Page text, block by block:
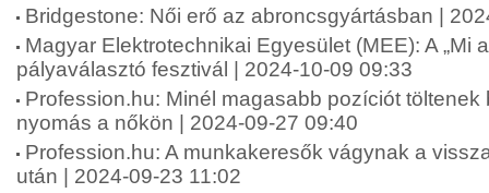
Bridgestone: Női erő az abroncsgyártásban |
Magyar Elektrotechnikai Egyesület (MEE): A „Mi
pályaválasztó fesztivál | 2024-10-09 09:33
Profession.hu: Minél magasabb pozíciót
nyomás a nőkön | 2024-09-27 09:40
Profession.hu: A munkakeresők vágynak a
után | 2024-09-23 11:02